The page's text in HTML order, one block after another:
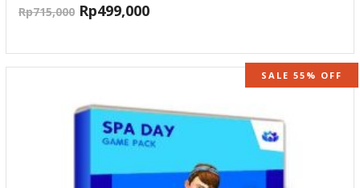
Rp715,000 Rp499,000
SALE 55% OFF